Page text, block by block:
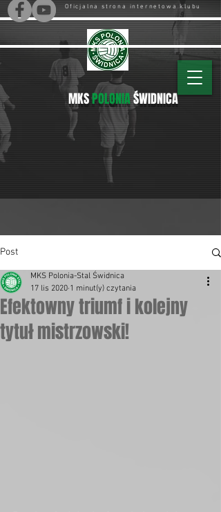
Oficjalna strona internetowa klubu
MKSPOLONIAŚWIDNICA
Post
Efektowny triumf i kolejny
tytuł mistrzowski!
MKS Polonia-Stal Świdnica
17 lis 2020 1 minut(y) czytania